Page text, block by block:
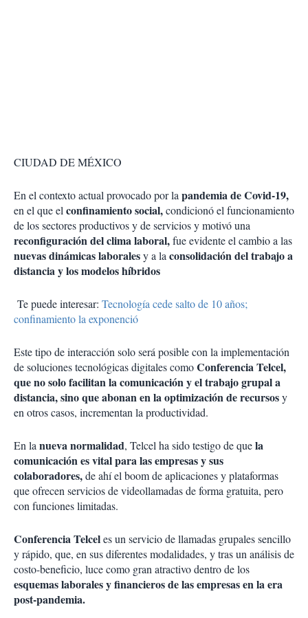
CIUDAD DE MÉXICO
En el contexto actual provocado por lapandemia de Covid-19,
en el que elconfinamiento social,condicionó el funcionamiento
de los sectores productivos y de servicios y motivó una
reconfiguración del clima laboral,fue evidente el cambio a las
nuevas dinámicas laboralesy a laconsolidación del trabajo a
distancia y los modelos híbridos
Te puede interesar: Tecnología cede salto de 10 años;
confinamiento la exponenció
Este tipo de interacción solo será posible con la implementación
de soluciones tecnológicas digitales comoConferencia Telcel,
que no solo facilitan la comunicación y el trabajo grupal a
distancia, sino que abonan en la optimización de recursosy
en otros casos, incrementan la productividad.
En lanueva normalidad, Telcel ha sido testigo de quela
comunicación es vital para las empresas y sus
colaboradores,de ahí el boom de aplicaciones y plataformas
que ofrecen servicios de videollamadas de forma gratuita, pero
con funciones limitadas.
Conferencia Telceles un servicio de llamadas grupales sencillo
y rápido, que, en sus diferentes modalidades, y tras un análisis de
costo-beneficio, luce como gran atractivo dentro de los
esquemas laborales y financieros de las empresas en la era
post-pandemia.